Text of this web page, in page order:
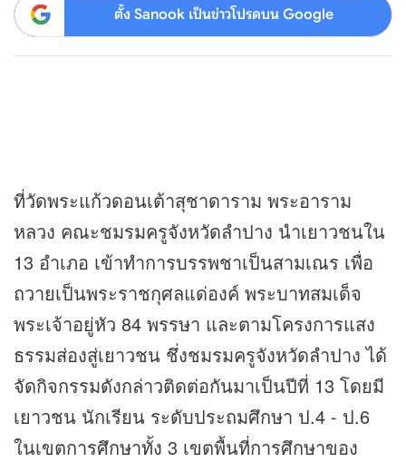
ตั้ง Sanook เป็นข่าวโปรดบน Google
ที่วัดพระแก้วดอนเต้าสุชาดาราม พระอาราม
หลวง คณะชมรมครูจังหวัดลำปาง นำเยาวชนใน
13 อำเภอ เข้าทำการบรรพชาเป็นสามเณร เพื่อ
ถวายเป็นพระราชกุศลแด่องค์ พระบาทสมเด็จ
พระเจ้าอยู่หัว 84 พรรษา และตามโครงการแสง
ธรรมส่องสู่เยาวชน ชึ่งชมรมครูจังหวัดลำปาง ได้
จัดกิจกรรมดังกล่าวติดต่อกันมาเป็นปีที่ 13 โดยมี
เยาวชน นักเรียน ระดับประถมศึกษา ป.4 - ป.6
ในเขตการศึกษาทั้ง 3 เขตพื้นที่การศึกษาของ